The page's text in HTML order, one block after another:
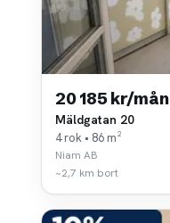
20 185 kr/mån
Mäldgatan 20
4 rok • 86 m²
Niam AB
~2,7 km bort